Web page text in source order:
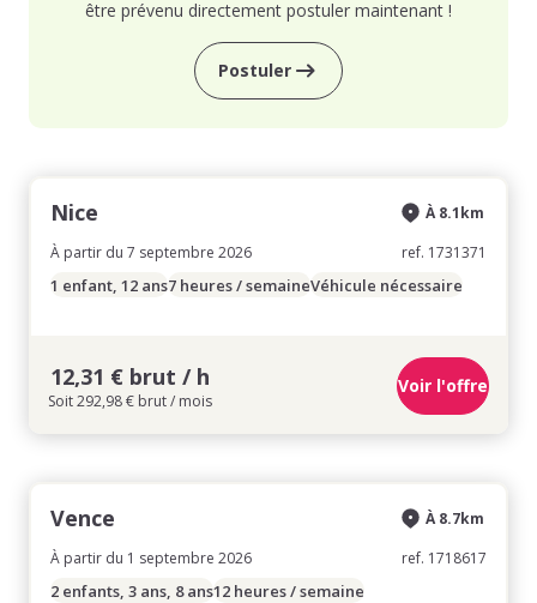
être prévenu directement postuler maintenant !
Postuler
Nice
À partir du 7 septembre 2026
À 8.1km
ref. 1731371
1 enfant, 12 ans7 heures / semaineVéhicule nécessaire
12,31 € brut / h
Soit 292,98 € brut / mois
Voir l'offre
Vence
À partir du 1 septembre 2026
À 8.7km
ref. 1718617
2 enfants, 3 ans, 8 ans12 heures / semaine